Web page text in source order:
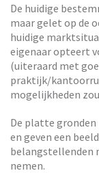
De huidige
maar gelet op de
huidige
eigenaar opteert
(uiteraard met
praktijk/
mogelijkheden
De platte
en geven een
belangstellenden
nemen.